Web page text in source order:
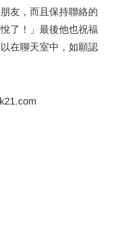
友，而且保持聯絡的
了！」最後他也祝福
在聊天室中，如願認